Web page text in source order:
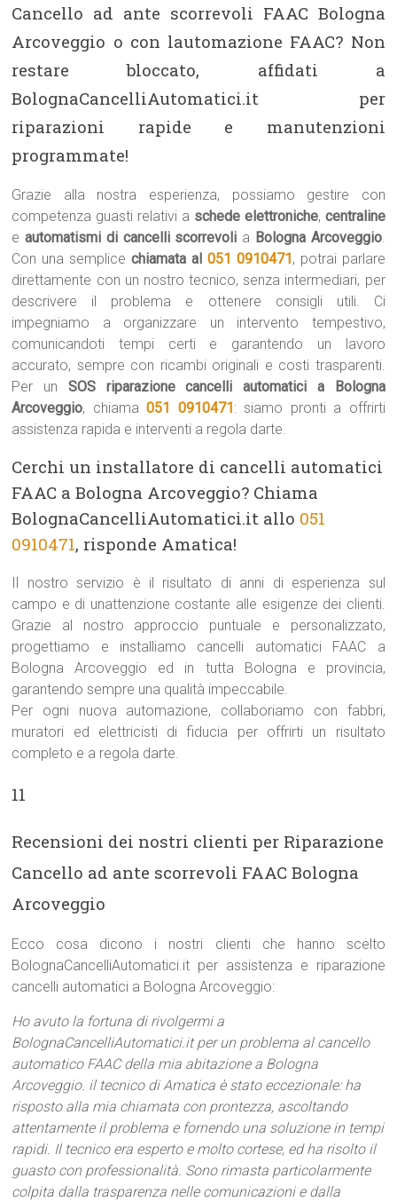
Cancello ad ante scorrevoli FAAC Bologna
Arcoveggio o con lautomazione FAAC? Non
restare bloccato, affidati a
BolognaCancelliAutomatici.it per
riparazioni rapide e manutenzioni
programmate!
Grazie alla nostra esperienza, possiamo gestire con
competenza guasti relativi a schede elettroniche, centraline
eautomatismi di cancelli scorrevoli a Bologna Arcoveggio.
Con una semplicechiamata al 051 0910471, potrai parlare
direttamente con un nostro tecnico, senza intermediari, per
descrivere il problema e ottenere consigli utili. Ci
impegniamo a organizzare un intervento tempestivo,
comunicandoti tempi certi e garantendo un lavoro
accurato, sempre con ricambi originali e costi trasparenti.
Per un SOS riparazione cancelli automatici a Bologna
Arcoveggio, chiama051 0910471: siamo pronti a offrirti
assistenza rapida e interventi a regola darte.
Cerchi un installatore di cancelli automatici
FAAC a Bologna Arcoveggio? Chiama
BolognaCancelliAutomatici.it allo 051
0910471, risponde Amatica!
Il nostro servizio è il risultato di anni di esperienza sul
campo e di unattenzione costante alle esigenze dei clienti.
Grazie al nostro approccio puntuale e personalizzato,
progettiamo e installiamo cancelli automatici FAAC a
Bologna Arcoveggio ed in tutta Bologna e provincia,
garantendo sempre una qualità impeccabile.
Per ogni nuova automazione, collaboriamo con fabbri,
muratori ed elettricisti di fiducia per offrirti un risultato
completo e a regola darte.
11
Recensioni dei nostri clienti per Riparazione
Cancello ad ante scorrevoli FAAC Bologna
Arcoveggio
Ecco cosa dicono i nostri clienti che hanno scelto
BolognaCancelliAutomatici.it per assistenza e riparazione
cancelli automatici a Bologna Arcoveggio:
Ho avuto la fortuna di rivolgermi a
BolognaCancelliAutomatici.it per un problema al cancello
automatico FAAC della mia abitazione a Bologna
Arcoveggio. il tecnico di Amatica è stato eccezionale: ha
risposto alla mia chiamata con prontezza, ascoltando
attentamente il problema e fornendo una soluzione in tempi
rapidi. Il tecnico era esperto e molto cortese, ed ha risolto il
guasto con professionalità. Sono rimasta particolarmente
colpita dalla trasparenza nelle comunicazioni e dalla